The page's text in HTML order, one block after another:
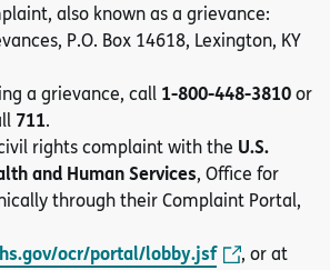
also known as a grievance:
P.O. Box 14618, Lexington, KY
a grievance, call 1-800-448-3810or
711.
rights complaint with the U.S.
and Human Services, Office for
through their Complaint Portal,
ocr/portal/lobby.jsf , or at